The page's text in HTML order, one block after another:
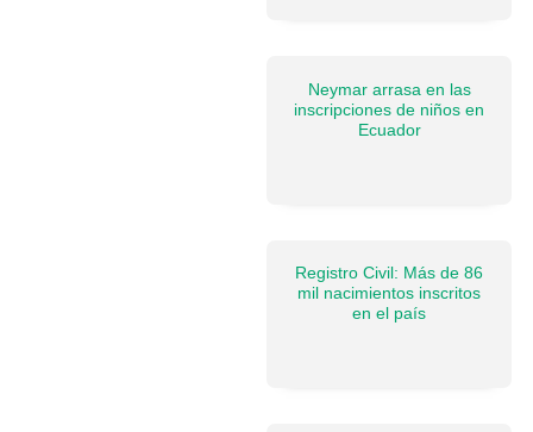
Neymar arrasa en las
inscripciones de niños en
Ecuador
Registro Civil: Más de 86
mil nacimientos inscritos
en el país